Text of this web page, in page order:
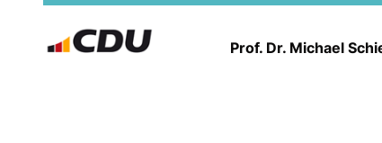
Prof. Dr. Michael